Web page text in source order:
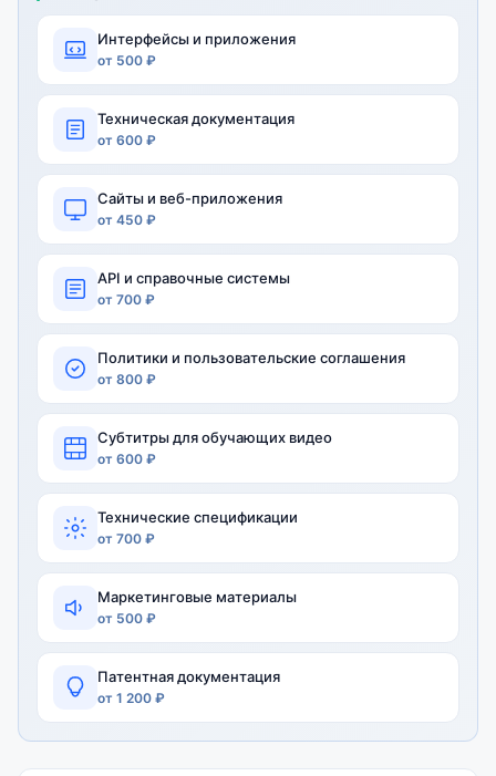
Интерфейсы и приложения
от 500 ₽
Техническая документация
от 600 ₽
Сайты и веб-приложения
от 450 ₽
API и справочные системы
от 700 ₽
Политики и пользовательские соглашения
от 800 ₽
Субтитры для обучающих видео
от 600 ₽
Технические спецификации
от 700 ₽
Маркетинговые материалы
от 500 ₽
Патентная документация
от 1 200 ₽